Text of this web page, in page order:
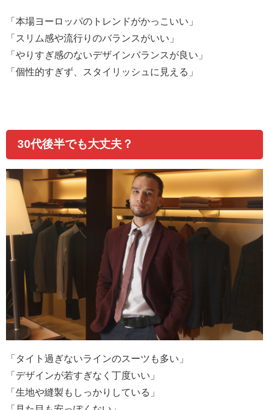
「本場ヨーロッパのトレンドがかっこいい」
「スリム感や流行りのバランスがいい」
「やりすぎ感のないデザインバランスが良い」
「個性的すぎず、スタイリッシュに見える」
30代後半でも大丈夫？
「タイト過ぎないラインのスーツも多い」
「デザインが若すぎなく丁度いい」
「生地や縫製もしっかりしている」